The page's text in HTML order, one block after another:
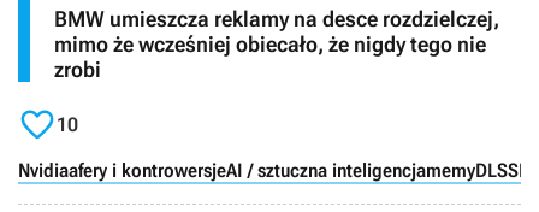
BMW umieszcza reklamy na desce rozdzielczej,
mimo że wcześniej obiecało, że nigdy tego nie
zrobi
10
Nvidiaafery i kontrowersjeAI / sztuczna inteligencjamemyDLSS